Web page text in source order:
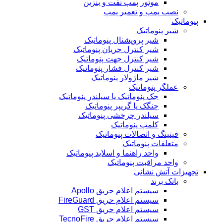
موتور پمپ نفت و بنزین
نصب پمپ و تعمیر پمپ
پنوماتیک
شیر پنوماتیک
شیر پروپشنال پنوماتیک
شیر کنترل جریان پنوماتیک
شیر کنترل جهت پنوماتیک
شیر کنترل فشار پنوماتیک
شیر ماژولار پنوماتیک
عملگر پنوماتیک
جک پنوماتیک یا سیلندر پنوماتیک
چنگک یا گریپر پنوماتیک
سیلندر چرخشی پنوماتیک
کلمپ پنوماتیک
فیتینگ و اتصالات پنوماتیک
متعلقات پنوماتیک
واحد راهنما و اسلاید پنوماتیک
واحد مراقبت پنوماتیک
تجهیزات آتش نشانی
بانک برند
سیستم اعلام حریق Apollo
سیستم اعلام حریق FireGuard
سیستم اعلام حریق GST
سیستم اعلام حریق TecnoFire